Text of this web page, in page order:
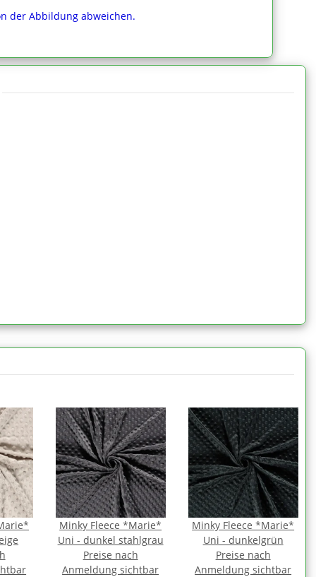
der Abbildung abweichen.
Minky Fleece *Marie*
Uni - dunkel stahlgrau
Preise nach
Anmeldung sichtbar
Minky Fleece *Marie*
Uni - dunkelgrün
Preise nach
Anmeldung sichtbar